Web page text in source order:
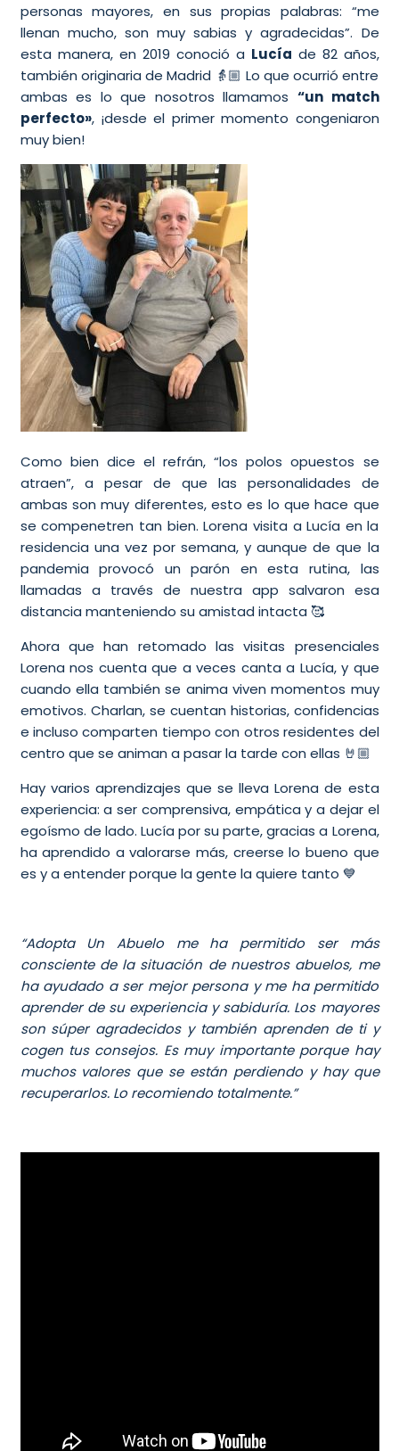
personas mayores, en sus propias palabras: “me
llenan mucho, son muy sabias y agradecidas”. De
esta manera, en 2019 conoció a Lucía de 82 años,
también originaria de Madrid 👵🏼 Lo que ocurrió entre
ambas es lo que nosotros llamamos “un match
perfecto», ¡desde el primer momento congeniaron
muy bien!
Como bien dice el refrán, “los polos opuestos se
atraen”, a pesar de que las personalidades de
ambas son muy diferentes, esto es lo que hace que
se compenetren tan bien. Lorena visita a Lucía en la
residencia una vez por semana, y aunque de que la
pandemia provocó un parón en esta rutina, las
llamadas a través de nuestra app salvaron esa
distancia manteniendo su amistad intacta 🥰
Ahora que han retomado las visitas presenciales
Lorena nos cuenta que a veces canta a Lucía, y que
cuando ella también se anima viven momentos muy
emotivos. Charlan, se cuentan historias, confidencias
e incluso comparten tiempo con otros residentes del
centro que se animan a pasar la tarde con ellas 🤘🏼
Hay varios aprendizajes que se lleva Lorena de esta
experiencia: a ser comprensiva, empática y a dejar el
egoísmo de lado. Lucía por su parte, gracias a Lorena,
ha aprendido a valorarse más, creerse lo bueno que
es y a entender porque la gente la quiere tanto 💙
“Adopta Un Abuelo me ha permitido ser más
consciente de la situación de nuestros abuelos, me
ha ayudado a ser mejor persona y me ha permitido
aprender de su experiencia y sabiduría. Los mayores
son súper agradecidos y también aprenden de ti y
cogen tus consejos. Es muy importante porque hay
muchos valores que se están perdiendo y hay que
recuperarlos. Lo recomiendo totalmente.”